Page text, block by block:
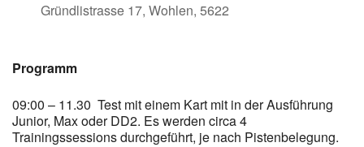
Gründlistrasse 17, Wohlen, 5622
Programm
09:00 – 11.30 Test mit einem Kart mit in der Ausführung
Junior, Max oder DD2. Es werden circa 4
Trainingssessions durchgeführt, je nach Pistenbelegung.